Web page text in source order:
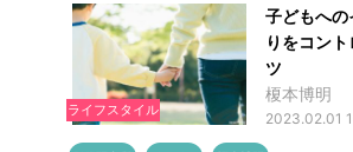
ライフスタイル
子どもへ
りをコン
ツ
榎本博明
2023.02.01